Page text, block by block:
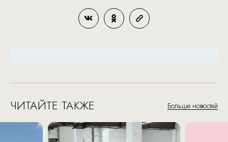
ЧИТАЙТЕ ТАКЖЕ Больше новостей